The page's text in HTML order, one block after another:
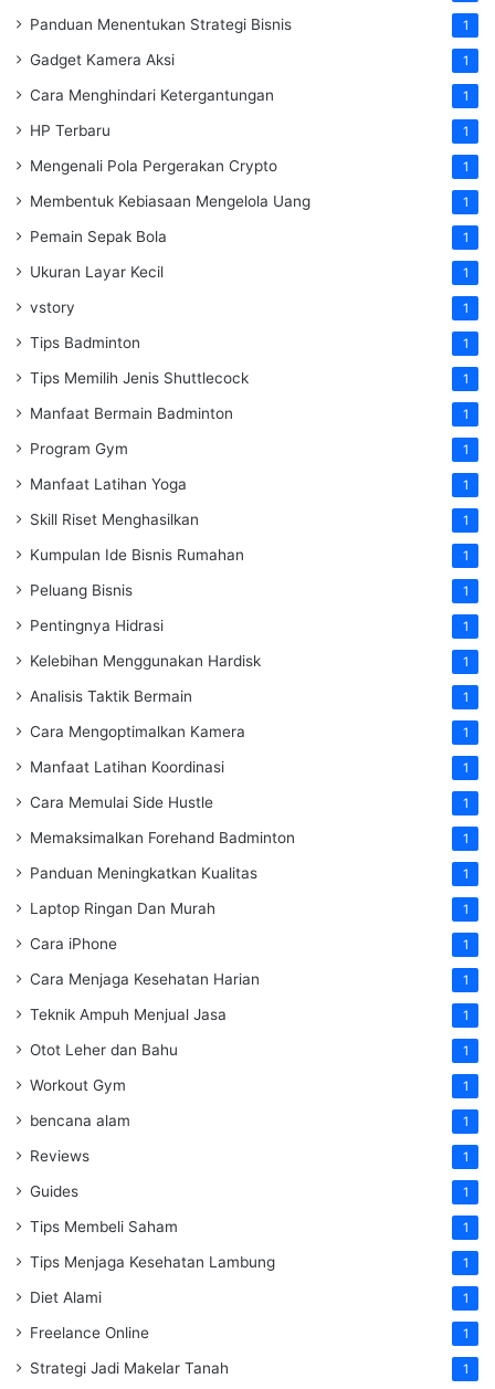
Panduan Menentukan Strategi Bisnis 1
Gadget Kamera Aksi 1
Cara Menghindari Ketergantungan 1
HP Terbaru 1
Mengenali Pola Pergerakan Crypto 1
Membentuk Kebiasaan Mengelola Uang 1
Pemain Sepak Bola 1
Ukuran Layar Kecil 1
vstory 1
Tips Badminton 1
Tips Memilih Jenis Shuttlecock 1
Manfaat Bermain Badminton 1
Program Gym 1
Manfaat Latihan Yoga 1
Skill Riset Menghasilkan 1
Kumpulan Ide Bisnis Rumahan 1
Peluang Bisnis 1
Pentingnya Hidrasi 1
Kelebihan Menggunakan Hardisk 1
Analisis Taktik Bermain 1
Cara Mengoptimalkan Kamera 1
Manfaat Latihan Koordinasi 1
Cara Memulai Side Hustle 1
Memaksimalkan Forehand Badminton 1
Panduan Meningkatkan Kualitas 1
Laptop Ringan Dan Murah 1
Cara iPhone 1
Cara Menjaga Kesehatan Harian 1
Teknik Ampuh Menjual Jasa 1
Otot Leher dan Bahu 1
Workout Gym 1
bencana alam 1
Reviews 1
Guides 1
Tips Membeli Saham 1
Tips Menjaga Kesehatan Lambung 1
Diet Alami 1
Freelance Online 1
Strategi Jadi Makelar Tanah 1